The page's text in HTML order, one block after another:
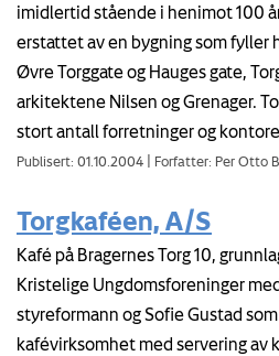
imidlertid stående i henimot 100
erstattet av en bygning som fyller
Øvre Torggate og Hauges gate,
arkitektene Nilsen og Grenager.
stort antall forretninger og
Publisert: 01.10.2004 Forfatter: Per Otto
Torgkaféen, A/S
Kafé på Bragernes Torg 10,
Kristelige Ungdomsforeninger
styreformann og Sofie Gustad
kafévirksomhet med servering av